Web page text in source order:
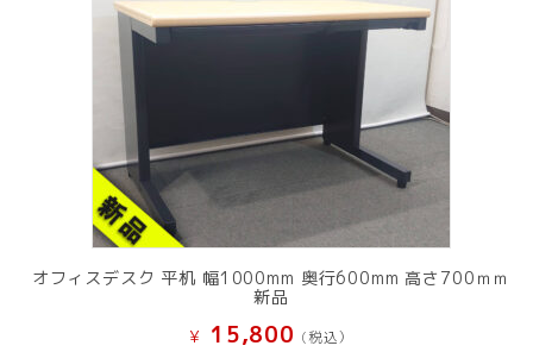
オフィスデスク 平机 幅1000mm 奥行600mm 高さ700ｍｍ
新品
¥ 15,800 (税込）